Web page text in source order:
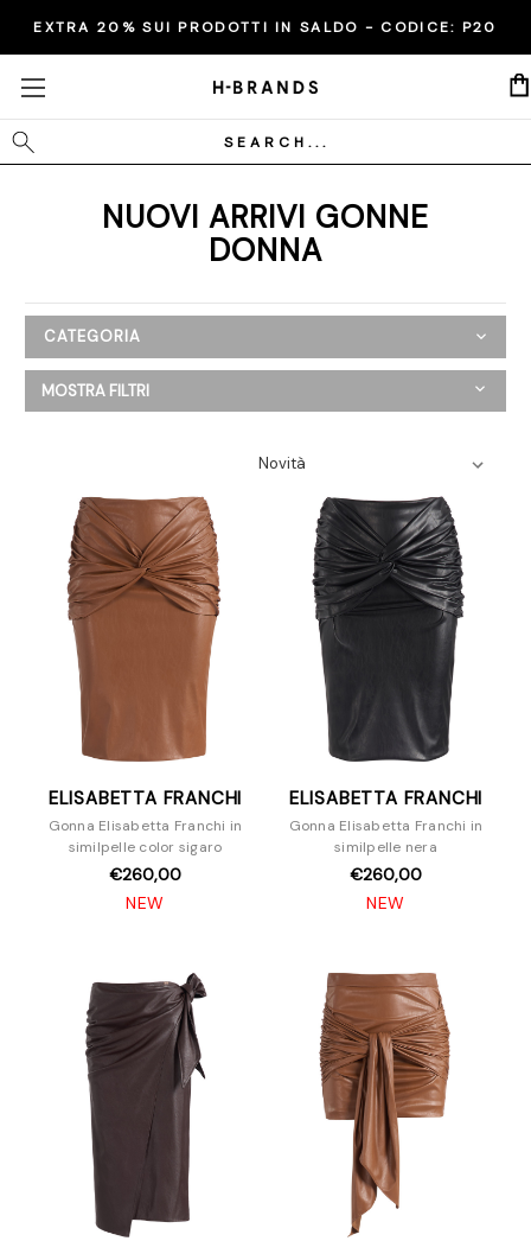
EXTRA 20% SUI PRODOTTI IN SALDO - CODICE: P20
Cerca
NUOVI ARRIVI GONNE
DONNA
CATEGORIA
Nuovi Arrivi
Blazer
Camicie
Cappotti
Felpe
Giacche
Shorts
Top e T-Shirt
Scarpe
MOSTRA FILTRI
ELISABETTA FRANCHI
Gonna Elisabetta Franchi in
similpelle color sigaro
€260,00
NEW
ELISABETTA FRANCHI
Gonna Elisabetta Franchi in
similpelle nera
€260,00
NEW